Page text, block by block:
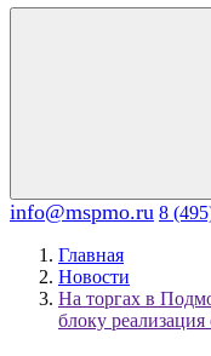
info@mspmo.ru 8
Главная
Новости
На торгах в
блоку